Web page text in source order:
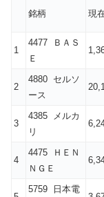
銘柄 現
1
4477 ＢＡＳ
Ｅ
2
4880 セルソ
ース
3
4385 メルカ
リ
4
4475 ＨＥＮ
ＮＧＥ
5759 日本電